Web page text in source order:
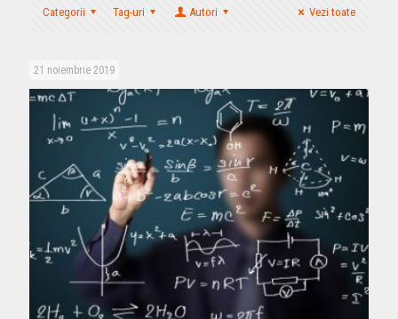
Categorii Tag-uri Autori Vezi toate
21 noiembrie 2019